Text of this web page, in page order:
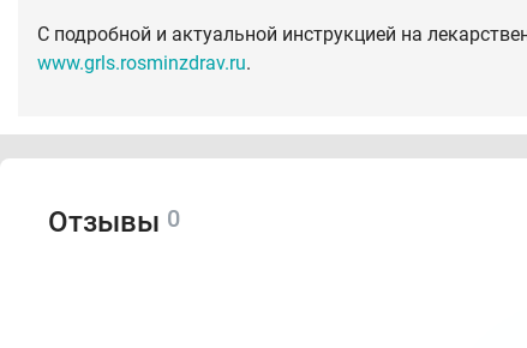
С подробной и актуальной инструкцией на
www.grls.rosminzdrav.ru.
Отзывы 0